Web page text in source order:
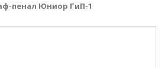
пенал Юниор ГиП-1